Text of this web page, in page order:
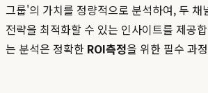
그룹'의 가치를 정량적으로 분석하여, 두 채
전략을 최적화할 수 있는 인사이트를 제공
는 분석은 정확한 ROI측정을 위한 필수 과